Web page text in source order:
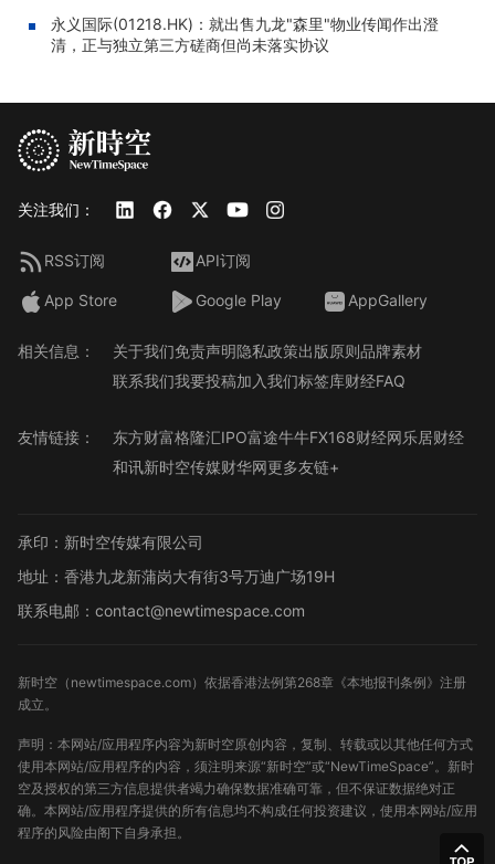
永义国际(01218.HK)：就出售九龙"森里"物业传闻作出澄
清，正与独立第三方磋商但尚未落实协议
关注我们：
RSS订阅 API订阅
App Store Google Play AppGallery
相关信息： 关于我们免责声明隐私政策出版原则品牌素材
联系我们我要投稿加入我们标签库财经FAQ
友情链接： 东方财富格隆汇IPO富途牛牛FX168财经网乐居财经
和讯新时空传媒财华网更多友链+
承印：新时空传媒有限公司
地址：香港九龙新蒲岗大有街3号万迪广场19H
联系电邮：contact@newtimespace.com
新时空（ newtimespace.com）依据香港法例第268章《本地报刊条例》注册
成立。
声明：本网站/应用程序内容为新时空原创内容，复制、转载或以其他任何方式
使用本网站/应用程序的内容，须注明来源“新时空”或“NewTimeSpace”。新时
空及授权的第三方信息提供者竭力确保数据准确可靠，但不保证数据绝对正
确。本网站/应用程序提供的所有信息均不构成任何投资建议，使用本网站/应用
程序的风险由阁下自身承担。